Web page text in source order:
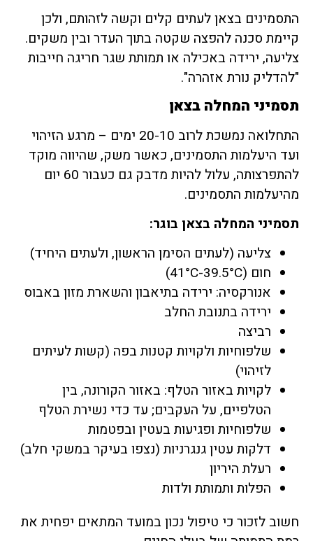
התסמינים בצאן לעתים קלים וקשה לזהותם, ולכן
קיימת סכנה להפצה שקטה בתוך העדר ובין משקים.
צליעה, ירידה באכילה או תמותת שגר חריגה חייבות
"להדליק נורת אזהרה".
תסמיני המחלה בצאן
התחלואה נמשכת לרוב 20-10 ימים – מרגע הזיהוי
ועד היעלמות התסמינים, כאשר משק, שהיווה מוקד
להתפרצותה, עלול להיות מדבק גם כעבור 60 יום
מהיעלמות התסמינים.
תסמיני המחלה בצאן בוגר:
צליעה (לעתים הסימן הראשון, ולעתים היחיד)
חום (41°C-39.5°C)
אנורקסיה: ירידה בתיאבון והשארת מזון באבוס
ירידה בתנובת החלב
רביצה
שלפוחיות ולקויות קטנות בפה (קשות לעיתים
לזיהוי)
לקויות באזור הטלף: באזור הקורונה, בין
הטלפיים, על העקבים; עד כדי נשירת הטלף
שלפוחיות ופגיעות בעטין ובפטמות
דלקות עטין גנגרניות (נצפו בעיקר במשקי חלב)
רעלת היריון
הפלות ותמותת ולדות
חשוב לזכור כי טיפול נכון במועד המתאים יפחית את